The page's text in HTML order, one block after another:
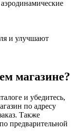
и улучшают
магазине?
и убедитесь,
по адресу
Также
предварительной